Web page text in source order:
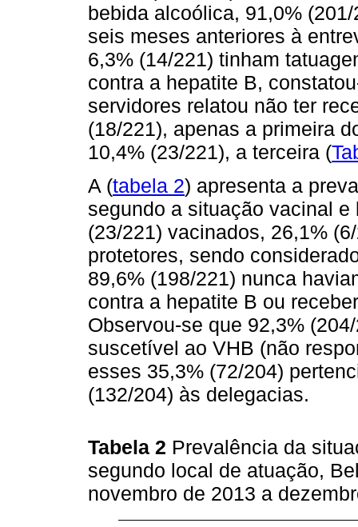
bebida alcoólica, 91,0%
seis meses anteriores à
6,3% (14/221) tinham
contra a hepatite B,
servidores relatou não ter
(18/221), apenas a primeira
10,4% (23/221), a terceira (
A (tabela 2) apresenta a
segundo a situação vacinal
(23/221) vacinados, 26,1%
protetores, sendo
89,6% (198/221) nunca
contra a hepatite B ou
Observou-se que 92,3%
suscetível ao VHB (não
esses 35,3% (72/204)
(132/204) às delegacias.
Tabela 2 Prevalência da
segundo local de atuação,
novembro de 2013 a